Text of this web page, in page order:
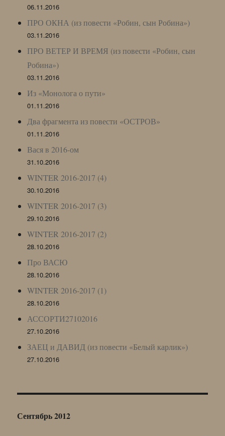
06.11.2016
ПРО ОКНА (из повести «Робин, сын Робина»)
03.11.2016
ПРО ВЕТЕР И ВРЕМЯ (из повести «Робин, сын
Робина»)
03.11.2016
Из «Монолога о пути»
01.11.2016
Два фрагмента из повести «ОСТРОВ»
01.11.2016
Вася в 2016-ом
31.10.2016
WINTER 2016-2017 (4)
30.10.2016
WINTER 2016-2017 (3)
29.10.2016
WINTER 2016-2017 (2)
28.10.2016
Про ВАСЮ
28.10.2016
WINTER 2016-2017 (1)
28.10.2016
АССОРТИ27102016
27.10.2016
ЗАЕЦ и ДАВИД (из повести «Белый карлик»)
27.10.2016
Сентябрь 2012